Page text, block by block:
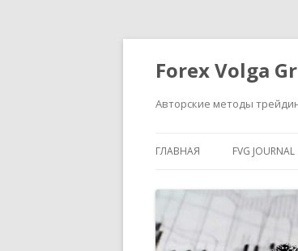
Forex Volga
Авторские методы
ГЛАВНАЯ FVG JOURNAL